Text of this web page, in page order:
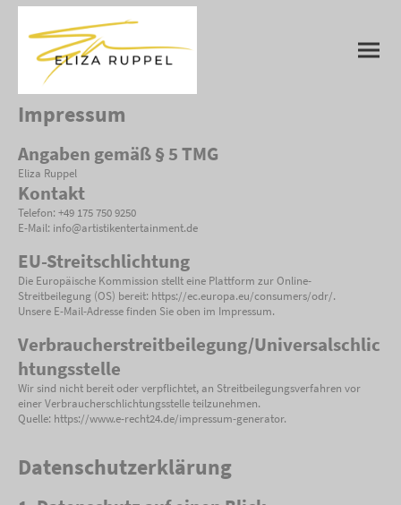
Impressum
Angaben gemäß § 5 TMG
Eliza Ruppel
Kontakt
Telefon: +49 175 750 9250
E-Mail: info@artistikentertainment.de
EU-Streitschlichtung
Die Europäische Kommission stellt eine Plattform zur Online-
Streitbeilegung (OS) bereit: https://ec.europa.eu/consumers/odr/.
Unsere E-Mail-Adresse finden Sie oben im Impressum.
Verbraucherstreitbeilegung/Universalschlic
htungsstelle
Wir sind nicht bereit oder verpflichtet, an Streitbeilegungsverfahren vor
einer Verbraucherschlichtungsstelle teilzunehmen.
Quelle: https://www.e-recht24.de/impressum-generator.
Datenschutzerklärung